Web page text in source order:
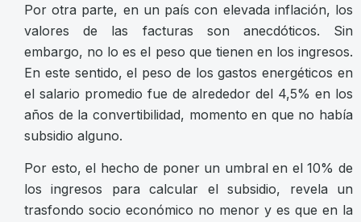
Por otra parte, en un país con elevada inflación, los
valores de las facturas son anecdóticos. Sin
embargo, no lo es el peso que tienen en los ingresos.
En este sentido, el peso de los gastos energéticos en
el salario promedio fue de alrededor del 4,5% en los
años de la convertibilidad, momento en que no había
subsidio alguno.
Por esto, el hecho de poner un umbral en el 10% de
los ingresos para calcular el subsidio, revela un
trasfondo socio económico no menor y es que en la